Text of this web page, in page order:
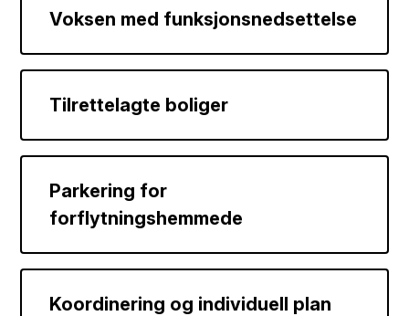
Voksen med funksjonsnedsettelse
Tilrettelagte boliger
Parkering for
forflytningshemmede
Koordinering og individuell plan